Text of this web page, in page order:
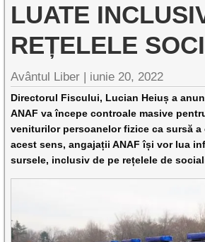
LUATE
REȚELELE
Avântul Liber | iunie 20, 2022
Directorul Fiscului, Lucian Heiuș a
ANAF va începe controale masive
veniturilor persoanelor fizice ca sursă
acest sens, angajații ANAF își vor lua
sursele, inclusiv de pe rețelele de